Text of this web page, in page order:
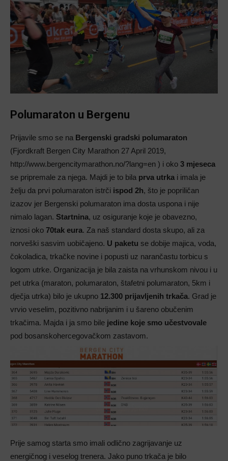
Polumaraton u Bergenu
Prijavile smo se na Bergenski gradski polumaraton
(Fjordkraft Bergen City Marathon 27 April 2019,
http://www.bergencitymarathon.no/?lang=en ) i oko 3 mjeseca
se pripremale za njega. Majdi je to bila prva utrka i imala je
želju da prvi polumaraton istrči ispod 2h, što je popriličan
izazov jer Bergenski polumaraton ima dosta uspona i nije
nimalo lagan. Startnina, uz osiguranje koje je obavezno,
iznosi oko 70tak eura. Za naš standard dosta skupo, ali za
norveški sasvim uobičajeno. U paketu se dobije majica, voda,
čokoladica, trkačke novine i popusti uz narančastu torbicu s
logom utrke. Organizacija je bila zaista na vrhunskom nivou i u
pet utrka (maraton, polumaraton, štafetni polumaraton, 5km i
dječja utrka) bilo je ukupno 12.300 prijavljenih trkača. Grad je
vrvio veselim, pozitivno nabrijanim i u šareno obučenim
trkačima. Majda i ja smo bile jedine koje smo učestvovale
pod bosanskohercegovačkom zastavom.
Prije samog starta smo imali odlično zagrijavanje uz
energičnog i veselog trenera. Jako puno trkača je bilo